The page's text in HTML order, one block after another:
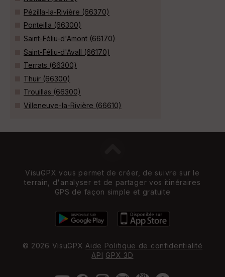
Pézilla-la-Rivière (66370)
Ponteilla (66300)
Saint-Féliu-d'Amont (66170)
Saint-Féliu-d'Avall (66170)
Terrats (66300)
Thuir (66300)
Trouillas (66300)
Villeneuve-la-Rivière (66610)
VisuGPX vous permet de créer, de suivre sur le
terrain, d'analyser et de partager vos itinéraires
GPS de façon simple et gratuite
© 2026 VisuGPX Aide Politique de confidentialité
API GPX 3D